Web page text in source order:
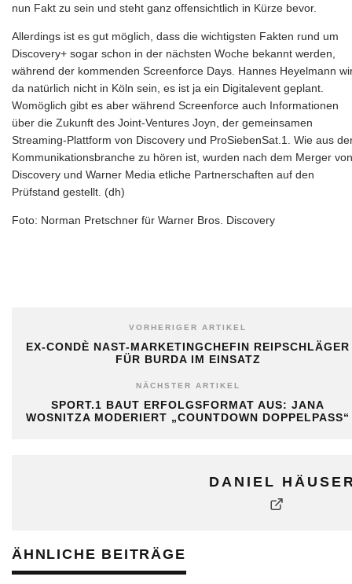
nun Fakt zu sein und steht ganz offensichtlich in Kürze bevor.
Allerdings ist es gut möglich, dass die wichtigsten Fakten rund um
Discovery+ sogar schon in der nächsten Woche bekannt werden,
während der kommenden Screenforce Days. Hannes Heyelmann
da natürlich nicht in Köln sein, es ist ja ein Digitalevent geplant.
Womöglich gibt es aber während Screenforce auch Informationen
über die Zukunft des Joint-Ventures Joyn, der gemeinsamen
Streaming-Plattform von Discovery und ProSiebenSat.1. Wie aus
Kommunikationsbranche zu hören ist, wurden nach dem Merger von
Discovery und Warner Media etliche Partnerschaften auf den
Prüfstand gestellt. (dh)
Foto: Norman Pretschner für Warner Bros. Discovery
VORHERIGER ARTIKEL
EX-CONDÈ NAST-MARKETINGCHEFIN REIPSCHLÄGER
FÜR BURDA IM EINSATZ
NÄCHSTER ARTIKEL
SPORT.1 BAUT ERFOLGSFORMAT AUS: JANA
WOSNITZA MODERIERT „COUNTDOWN DOPPELPASS“
DANIEL
ÄHNLICHE BEITRÄGE